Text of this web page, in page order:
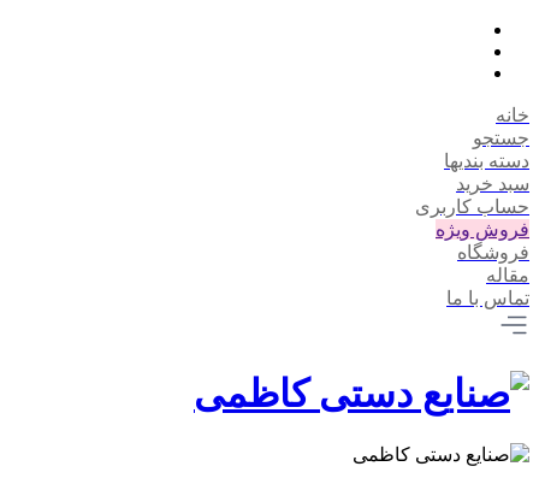
خانه
جستجو
دسته بندیها
سبد خرید
حساب کاربری
فروش ویژه
فروشگاه
مقاله
تماس با ما